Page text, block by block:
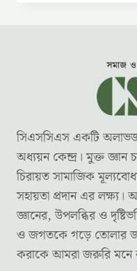
সিএসসিএস একটি
অধ্যয়ন কেন্দ্র। মুক্ত জ্ঞান
চিরায়ত সামাজিক
সহায়তা প্রদান এর
জ্ঞানের, উপলব্ধির ও
ও জগতকে গড়ে তোলার
করাকে আমরা জরুরি মনে